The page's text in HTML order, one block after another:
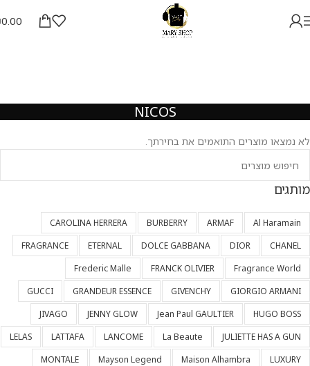
0.00
NICOS
לא נמצאו מוצרים התואמים את בחירתך.
מותגים
Al Haramain
ARMAF
BURBERRY
CAROLINA HERRERA
CHANEL
DIOR
DOLCE GABBANA
ETERNAL
FRAGRANCE
Fragrance World
FRANCK OLIVIER
Frederic Malle
GIORGIO ARMANI
GIVENCHY
GRANDEUR ESSENCE
GUCCI
HUGO BOSS
Jean Paul GAULTIER
JENNY GLOW
JIVAGO
JULIETTE HAS A GUN
La Beaute
LANCOME
LATTAFA
LELAS
LUXURY
Maison Alhambra
Mayson Legend
MONTALE